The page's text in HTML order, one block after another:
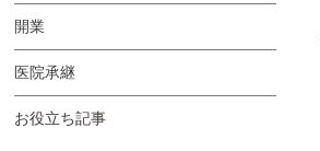
開業
医院承継
お役立ち記事